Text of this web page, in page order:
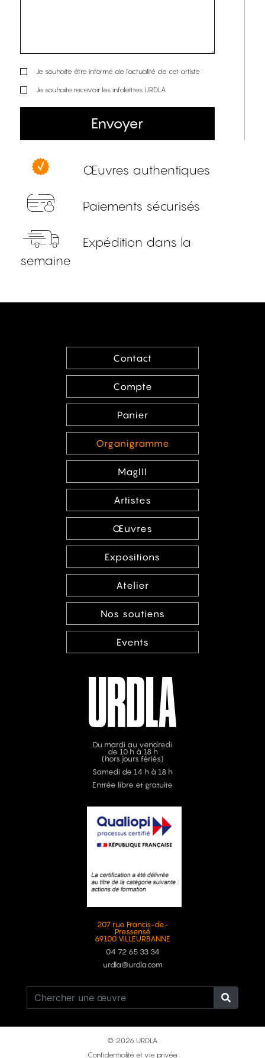
Je souhaite être informé de l’actualité de cet artiste
Je souhaite recevoir les infolettres URDLA
Envoyer
Œuvres authentiques
Paiements sécurisés
Expédition dans la
semaine
Contact
Compte
Panier
Organigramme
MagIII
Artistes
Œuvres
Expositions
Atelier
Nos soutiens
Events
Du mardi au vendredi
de 10 h à 18 h
(hors jours fériés)
Samedi de 14 h à 18 h
Entrée libre et gratuite
207 rue Francis-de-
Pressensé
69100 VILLEURBANNE
04 72 65 33 34
urdla@urdla.com
© 2026 URDLA
Confidentialité et vie privée